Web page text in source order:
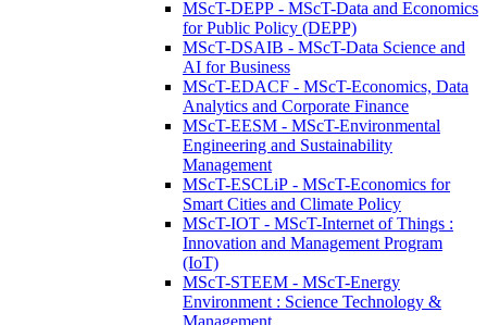
MScT-DEPP - MScT-Data and Economics
for Public Policy (DEPP)
MScT-DSAIB - MScT-Data Science and
AI for Business
MScT-EDACF - MScT-Economics, Data
Analytics and Corporate Finance
MScT-EESM - MScT-Environmental
Engineering and Sustainability
Management
MScT-ESCLiP - MScT-Economics for
Smart Cities and Climate Policy
MScT-IOT - MScT-Internet of Things :
Innovation and Management Program
(IoT)
MScT-STEEM - MScT-Energy
Environment : Science Technology &
Management